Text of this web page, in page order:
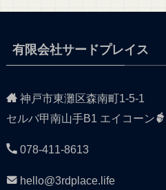
有限会社サードプレイス
神戸市東灘区森南町1-5-1
セルバ甲南山手B1 エイコーン
078-411-8613
hello@3rdplace.life